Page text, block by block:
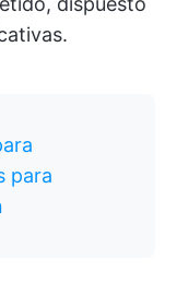
para